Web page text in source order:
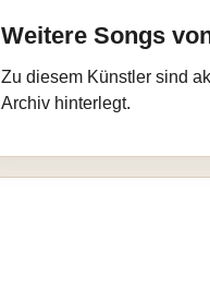
Weitere Songs
Zu diesem Künstler sind
Archiv hinterlegt.